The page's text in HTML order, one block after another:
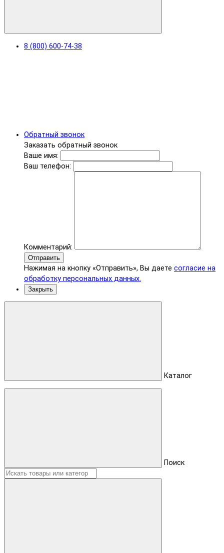
8 (800) 600-74-38
Обратный звонок
Заказать обратный звонок
Ваше имя:
Ваш телефон:
Комментарий:
Отправить
Нажимая на кнопку «Отправить», Вы даете согласие на
обработку персональных данных.
Закрыть
Каталог
Поиск